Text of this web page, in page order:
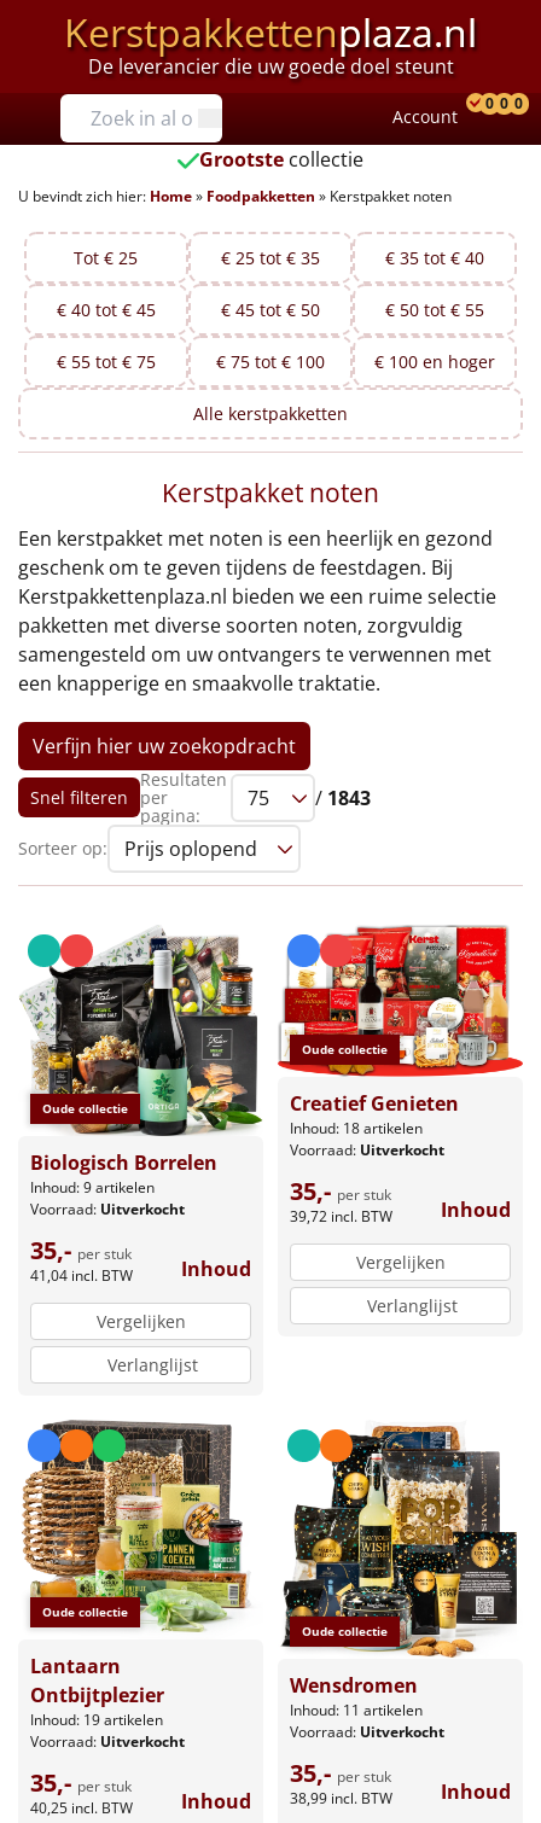
Kerstpakkettenplaza.nl
De leverancier die uw goede doel steunt
Prijzen
Tot €25
€25 tot €35
€35 tot €40
€40 tot €45
€45 tot €50
€50 tot €55
€75 tot €100
€100 en hoger
Alle kerstpakketten 2026
Thema
Origineel
Luxe
Mannen
Vrouwen
Duurzaam
Leuke
Goedkope
Uniek
Alle thema's
Artikel
Pizzarette
Tas
Wake up light
NIEUW
Borrelplank
Warmtekussen
Slowcooker POPULAIR
Noodradio NIEUW
Account
0 0 0
Grootste collectie
U bevindt zich hier: Home» Foodpakketten » Kerstpakket noten
Tot € 25 € 25 tot € 35 € 35 tot € 40
€ 40 tot € 45 € 45 tot € 50 € 50 tot € 55
€ 55 tot € 75 € 75 tot € 100 € 100 en hoger
Alle kerstpakketten
Kerstpakket noten
Een kerstpakket met noten is een heerlijk en gezond
geschenk om te geven tijdens de feestdagen. Bij
Kerstpakkettenplaza.nl bieden we een ruime selectie
pakketten met diverse soorten noten, zorgvuldig
samengesteld om uw ontvangers te verwennen met
een knapperige en smaakvolle traktatie.
Verfijn hier uw zoekopdracht
Snel filteren
Resultaten
per
pagina:
/ 1843
Sorteer op:
Oude collectie
Biologisch Borrelen
Inhoud: 9 artikelen
Voorraad: Uitverkocht
35,- per stuk
41,04 incl. BTW Inhoud
Vergelijken
Verlanglijst
Oude collectie
Creatief Genieten
Inhoud: 18 artikelen
Voorraad: Uitverkocht
35,- per stuk
39,72 incl. BTW Inhoud
Vergelijken
Verlanglijst
Oude collectie
Lantaarn
Ontbijtplezier
Inhoud: 19 artikelen
Voorraad: Uitverkocht
35,- per stuk
40,25 incl. BTW Inhoud
Oude collectie
Wensdromen
Inhoud: 11 artikelen
Voorraad: Uitverkocht
35,- per stuk
38,99 incl. BTW Inhoud